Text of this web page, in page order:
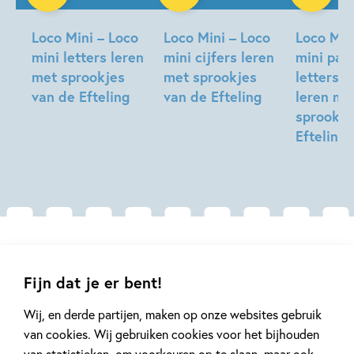
Fijn dat je er bent!
Wij, en derde partijen, maken op onze websites gebruik
van cookies. Wij gebruiken cookies voor het bijhouden
Spelend leren, daar draait het om!
Met Loco oefenen kinderen spelenderwijs belangrijke
vaardigheden. Op school en thuis. Want spelend leren, daar
draait het om. Sinds 1968, wie kent het niet!
Loco Mini – Loco
mini letters leren
met sprookjes
van de Efteling
Loco Mini – Loco
mini cijfers leren
met sprookjes
van de Efteling
Loco
mini
letters
leren
Efteling
Kinderpanel Kinderpanel